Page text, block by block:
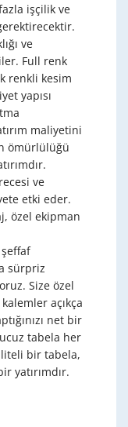
işçilik ve
ve
Full renk
renkli kesim
yapısı
maliyetini
ömürlülüğü
ve
etki eder.
özel ekipman
sürpriz
Size özel
açıkça
net bir
tabela her
bir tabela,
yatırımdır.